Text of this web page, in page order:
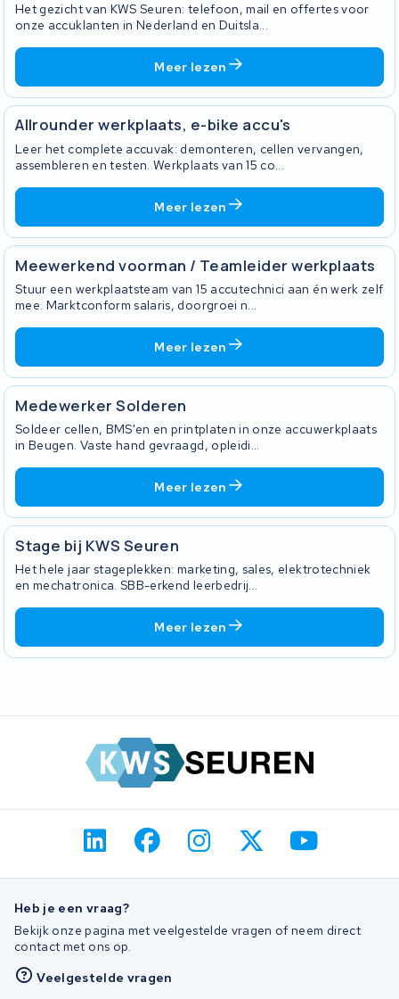
Het gezicht van KWS Seuren: telefoon, mail en offertes voor
onze accuklanten in Nederland en Duitsla...
Meer lezen
Allrounder werkplaats, e-bike accu's
Leer het complete accuvak: demonteren, cellen vervangen,
assembleren en testen. Werkplaats van 15 co...
Meer lezen
Meewerkend voorman / Teamleider werkplaats
Stuur een werkplaatsteam van 15 accutechnici aan én werk zelf
mee. Marktconform salaris, doorgroei n...
Meer lezen
Medewerker Solderen
Soldeer cellen, BMS'en en printplaten in onze accuwerkplaats
in Beugen. Vaste hand gevraagd, opleidi...
Meer lezen
Stage bij KWS Seuren
Het hele jaar stageplekken: marketing, sales, elektrotechniek
en mechatronica. SBB-erkend leerbedrij...
Meer lezen
Heb je een vraag?
Bekijk onze pagina met veelgestelde vragen of neem direct
contact met ons op.
Veelgestelde vragen